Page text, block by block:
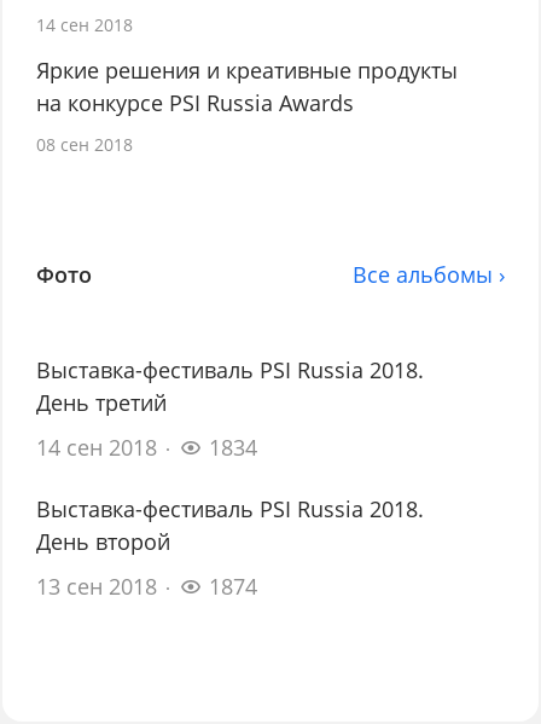
14 сен 2018
Яркие решения и креативные продукты
на конкурсе PSI Russia Awards
08 сен 2018
Фото Все альбомы ›
Выставка-фестиваль PSI Russia 2018.
День третий
14 сен 2018
1834
Выставка-фестиваль PSI Russia 2018.
День второй
13 сен 2018
1874